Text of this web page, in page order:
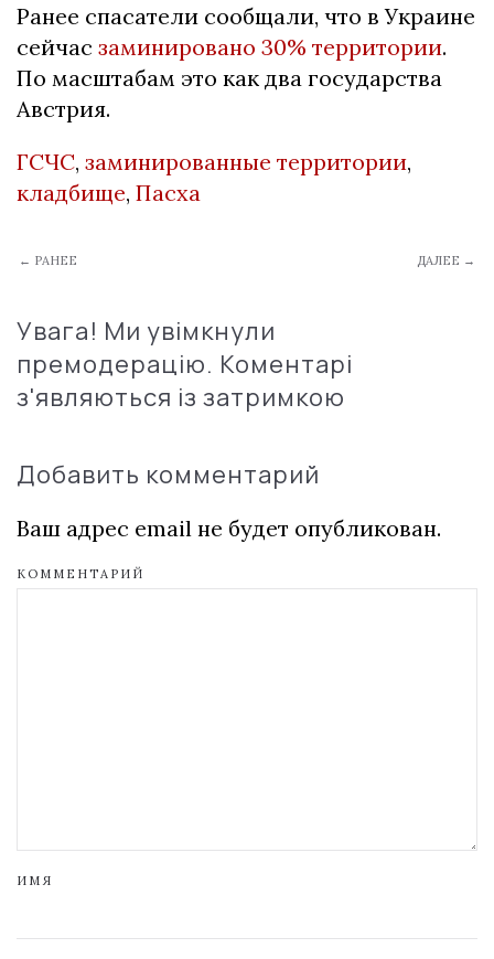
Ранее спасатели сообщали, что в Украине
сейчас заминировано 30% территории.
По масштабам это как два государства
Австрия.
ГСЧС, заминированные территории,
кладбище, Пасха
← РАНЕЕ ДАЛЕЕ →
Увага! Ми увімкнули
премодерацію. Коментарі
з'являються із затримкою
Добавить комментарий
Ваш адрес email не будет опубликован.
КОММЕНТАРИЙ
ИМЯ